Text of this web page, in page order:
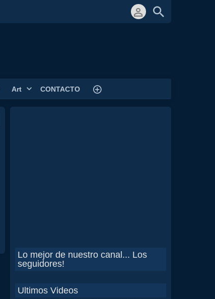
Art CONTACTO
Lo mejor de nuestro canal... Los
seguidores!
Ultimos Videos